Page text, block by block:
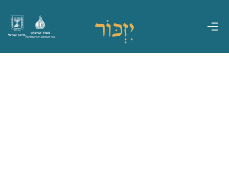
מדינת ישראל
משרד הביטחון
אגף משפחות, הנצחה ומורשת